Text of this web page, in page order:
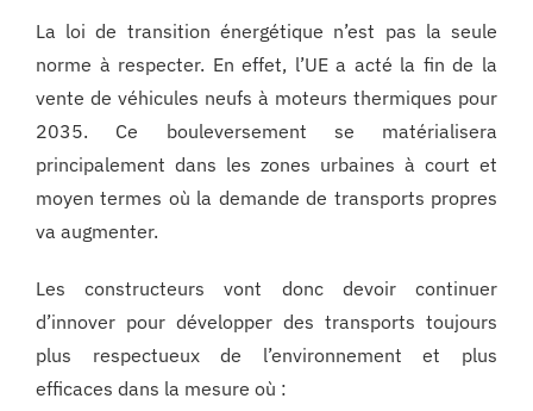
La loi de transition énergétique n’est pas la seule
norme à respecter. En effet, l’UE a acté la fin de la
vente de véhicules neufs à moteurs thermiques pour
2035. Ce bouleversement se matérialisera
principalement dans les zones urbaines à court et
moyen termes où la demande de transports propres
va augmenter.
Les constructeurs vont donc devoir continuer
d’innover pour développer des transports toujours
plus respectueux de l’environnement et plus
efficaces dans la mesure où :